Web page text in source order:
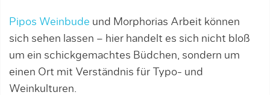
Pipos Weinbude und Morphorias Arbeit können
sich sehen lassen – hier handelt es sich nicht bloß
um ein schickgemachtes Büdchen, sondern um
einen Ort mit Verständnis für Typo- und
Weinkulturen.